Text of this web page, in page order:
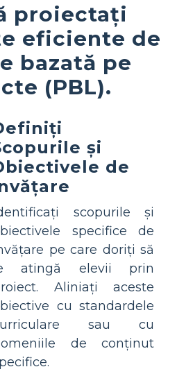
proiectați
eficiente de
bazată pe
(PBL).
și
de
scopurile și
specifice de
pe care doriți să
atingă elevii prin
Aliniați aceste
cu standardele
sau cu
de conținut